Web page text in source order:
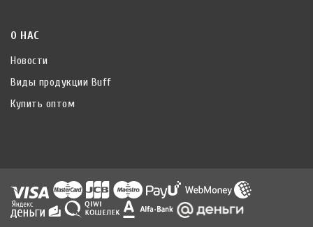
О НАС
Новости
Виды продукции Buff
Купить оптом